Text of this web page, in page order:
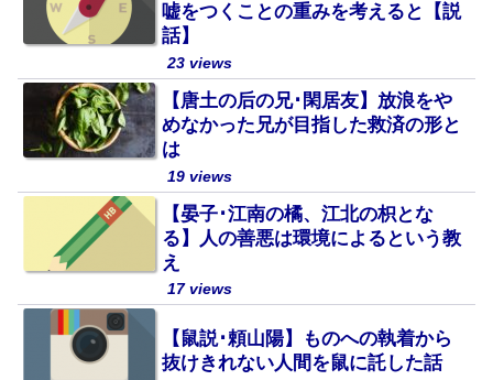
嘘をつくことの重みを考えると【説
話】
23 views
【唐土の后の兄･閑居友】放浪をや
めなかった兄が目指した救済の形と
は
19 views
【晏子･江南の橘、江北の枳とな
る】人の善悪は環境によるという教
え
17 views
【鼠説･頼山陽】ものへの執着から
抜けきれない人間を鼠に託した話